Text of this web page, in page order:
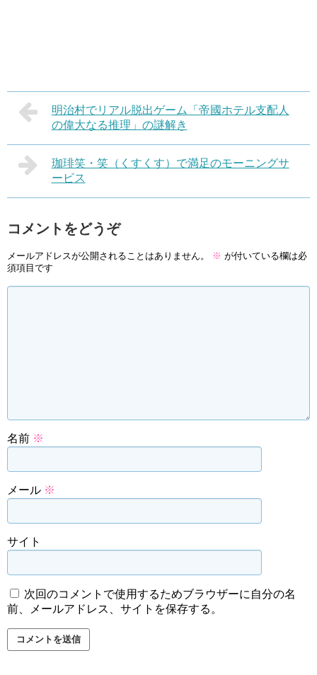
明治村でリアル脱出ゲーム「帝國ホテル支配人
の偉大なる推理」の謎解き
珈琲笑・笑（くすくす）で満足のモーニングサ
ービス
コメントをどうぞ
メールアドレスが公開されることはありません。 ※ が付いている欄は必
須項目です
名前 ※
メール ※
サイト
次回のコメントで使用するためブラウザーに自分の名
前、メールアドレス、サイトを保存する。